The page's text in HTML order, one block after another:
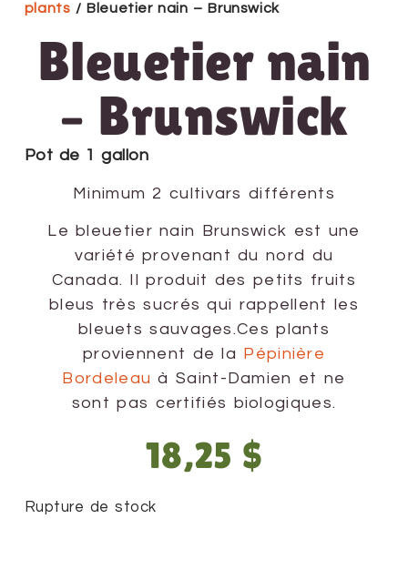
plants / Bleuetier nain – Brunswick
Bleuetier nain
– Brunswick
Pot de 1 gallon
Minimum 2 cultivars différents
Le bleuetier nain Brunswick est une
variété provenant du nord du
Canada. Il produit des petits fruits
bleus très sucrés qui rappellent les
bleuets sauvages.Ces plants
proviennent de la Pépinière
Bordeleau à Saint-Damien et ne
sont pas certifiés biologiques.
18,25 $
Rupture de stock